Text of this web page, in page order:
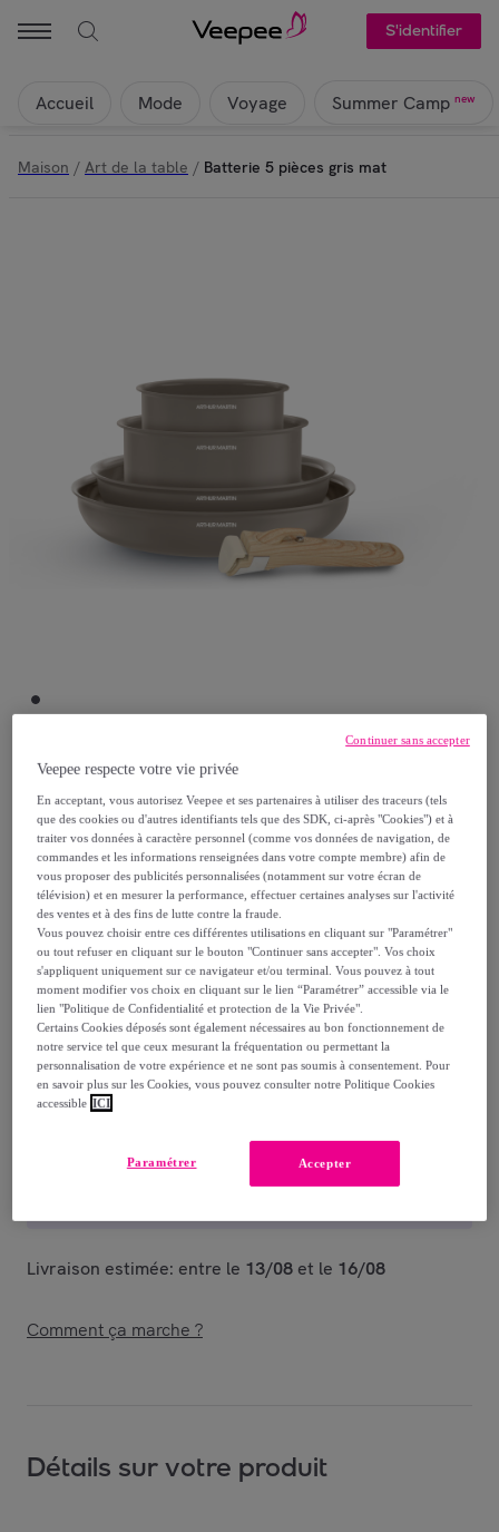
S'identifier
Accueil Mode Voyage Summer Camp new
Maison / Art de la table / Batterie 5 pièces gris mat
Arthur Martin
Batterie 5 pièces gris mat
Modèle : Batterie 5 pièces gris mat
59,99 €
119,99 €
-50%
Vendu parTRADISCOUNT
Livraison
Livraison estimée: entre le 13/08 et le 16/08
Comment ça marche ?
Détails sur votre produit
Veepee respecte votre vie privée
En acceptant, vous autorisez Veepee et ses partenaires à utiliser des traceurs (tels
que des cookies ou d'autres identifiants tels que des SDK, ci-après "Cookies") et à
traiter vos données à caractère personnel (comme vos données de navigation, de
commandes et les informations renseignées dans votre compte membre) afin de
vous proposer des publicités personnalisées (notamment sur votre écran de
télévision) et en mesurer la performance, effectuer certaines analyses sur l'activité
des ventes et à des fins de lutte contre la fraude.
Vous pouvez choisir entre ces différentes utilisations en cliquant sur "Paramétrer"
ou tout refuser en cliquant sur le bouton "Continuer sans accepter". Vos choix
s'appliquent uniquement sur ce navigateur et/ou terminal. Vous pouvez à tout
moment modifier vos choix en cliquant sur le lien “Paramétrer” accessible via le
lien "Politique de Confidentialité et protection de la Vie Privée".
Certains Cookies déposés sont également nécessaires au bon fonctionnement de
notre service tel que ceux mesurant la fréquentation ou permettant la
personnalisation de votre expérience et ne sont pas soumis à consentement. Pour
en savoir plus sur les Cookies, vous pouvez consulter notre Politique Cookies
accessible ICI
Accepter
Paramétrer
Continuer sans accepter